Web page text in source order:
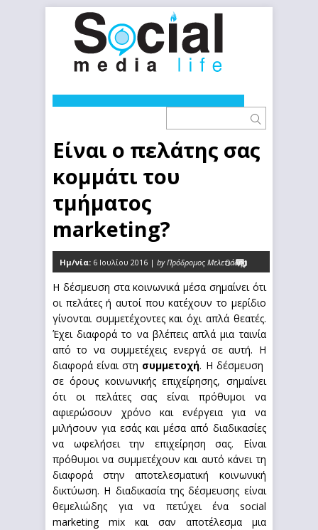
Είναι ο πελάτης σας
κομμάτι του
τμήματος
marketing?
Ημ/νία: 6 Ιουλίου 2016 | by Πρόδρομος Μελετιάδης
0
Η δέσμευση στα κοινωνικά μέσα σημαίνει ότι
οι πελάτες ή αυτοί που κατέχουν το μερίδιο
γίνονται συμμετέχοντες και όχι απλά θεατές.
Έχει διαφορά το να βλέπεις απλά μια ταινία
από το να συμμετέχεις ενεργά σε αυτή. Η
διαφορά είναι στη συμμετοχή. Η δέσμευση
σε όρους κοινωνικής επιχείρησης, σημαίνει
ότι οι πελάτες σας είναι πρόθυμοι να
αφιερώσουν χρόνο και ενέργεια για να
μιλήσουν για εσάς και μέσα από διαδικασίες
να ωφελήσει την επιχείρηση σας. Είναι
πρόθυμοι να συμμετέχουν και αυτό κάνει τη
διαφορά στην αποτελεσματική κοινωνική
δικτύωση. Η διαδικασία της δέσμευσης είναι
θεμελιώδης για να πετύχει ένα social
marketing mix και σαν αποτέλεσμα μια